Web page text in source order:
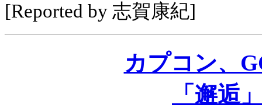
[Reported by 志賀康紀]
カプコン、
「邂逅